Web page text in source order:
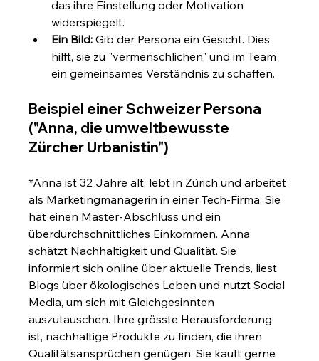
das ihre Einstellung oder Motivation
widerspiegelt.
Ein Bild: Gib der Persona ein Gesicht. Dies
hilft, sie zu "vermenschlichen" und im Team
ein gemeinsames Verständnis zu schaffen.
Beispiel einer Schweizer Persona
("Anna, die umweltbewusste
Zürcher Urbanistin")
*Anna ist 32 Jahre alt, lebt in Zürich und arbeitet
als Marketingmanagerin in einer Tech-Firma. Sie
hat einen Master-Abschluss und ein
überdurchschnittliches Einkommen. Anna
schätzt Nachhaltigkeit und Qualität. Sie
informiert sich online über aktuelle Trends, liest
Blogs über ökologisches Leben und nutzt Social
Media, um sich mit Gleichgesinnten
auszutauschen. Ihre grösste Herausforderung
ist, nachhaltige Produkte zu finden, die ihren
Qualitätsansprüchen genügen. Sie kauft gerne